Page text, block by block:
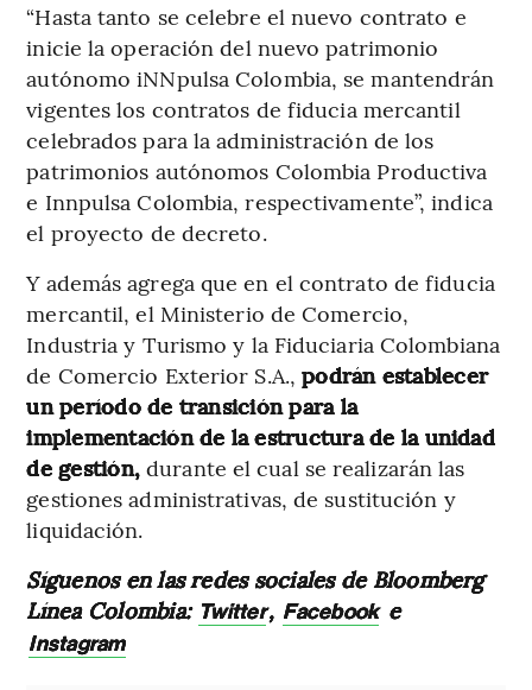
“Hasta tanto se celebre el nuevo contrato e
inicie la operación del nuevo patrimonio
autónomo iNNpulsa Colombia, se mantendrán
vigentes los contratos de fiducia mercantil
celebrados para la administración de los
patrimonios autónomos Colombia Productiva
e Innpulsa Colombia, respectivamente”, indica
el proyecto de decreto.
Y además agrega que en el contrato de fiducia
mercantil, el Ministerio de Comercio,
Industria y Turismo y la Fiduciaria Colombiana
de Comercio Exterior S.A.,podrán establecer
un período de transición para la
implementación de la estructura de la unidad
de gestión, durante el cual se realizarán las
gestiones administrativas, de sustitución y
liquidación.
Síguenos en las redes sociales de Bloomberg
Línea Colombia: Twitter, Facebook e
Instagram